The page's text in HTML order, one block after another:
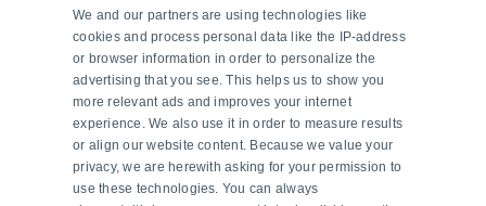
Map, die das Team bereits in der ersten
Planungsphase erstellt hatte, erklärt Potocek:
„Diese bildet die zukünftigen Warenströme ab
und zeigt auf, welche Anforderungen und
Bedürfnisse sich für die Ausgestaltung der
Produktionsprozesse ergeben. Auf Basis dieser
Analyse lässt sich ableiten, wie viele
We and our partners are using technologies like
cookies and process personal data like the IP-address
or browser information in order to personalize the
advertising that you see. This helps us to show you
more relevant ads and improves your internet
experience. We also use it in order to measure results
or align our website content. Because we value your
privacy, we are herewith asking for your permission to
use these technologies. You can always